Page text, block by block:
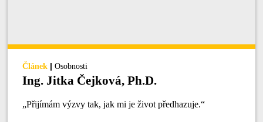
Článek | Osobnosti
Ing. Jitka Čejková, Ph.D.
„Přijímám výzvy tak, jak mi je život předhazuje.“